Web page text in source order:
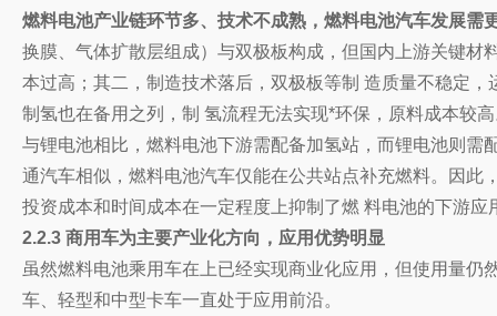
燃料电池产业链环节多、技术不成熟，燃料电池汽车发展需
换膜、气体扩散层组成）与双极板构成，但国内上游关键
本过高；其二，制造技术落后，双极板等制 造质量不稳定
制氢也在备用之列，制 氢流程无法实现*环保，原料成本较
与锂电池相比，燃料电池下游需配备加氢站，而锂电池则
通汽车相似，燃料电池汽车仅能在公共站点补充燃料。因
投资成本和时间成本在一定程度上抑制了燃 料电池的下游
2.2.3 商用车为主要产业化方向，应用优势明显
虽然燃料电池乘用车在上已经实现商业化应用，但使用量
车、轻型和中型卡车一直处于应用前沿。